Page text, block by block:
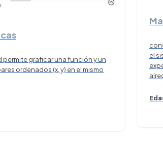
graficar una función y un
ordenados (x, y) en el mismo
el